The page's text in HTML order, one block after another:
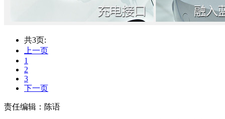
共3页:
上一页
1
2
3
下一页
责任编辑：陈语